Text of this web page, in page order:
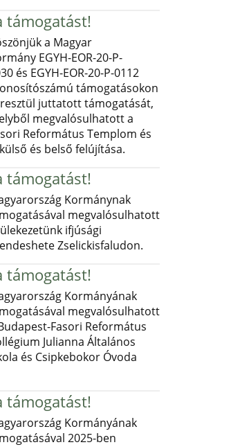
támogatást!
a Magyar
EGYH-EOR-20-P-
és EGYH-EOR-20-P-0112
támogatásokon
juttatott támogatását,
megvalósulhatott a
Református Templom és
és belső felújítása.
támogatást!
Kormánynak
megvalósulhatott
ifjúsági
Zselickisfaludon.
támogatást!
Kormányának
megvalósulhatott
Fasori Református
Julianna Általános
és Csipkebokor Óvoda
támogatást!
Kormányának
2025-ben